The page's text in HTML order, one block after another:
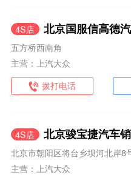
4S店 北京国服信高德
五方桥西南角
主营：上汽大众
拨打电话
4S店 北京骏宝捷汽车
北京市朝阳区将台乡坝河北岸8
主营：上汽大众